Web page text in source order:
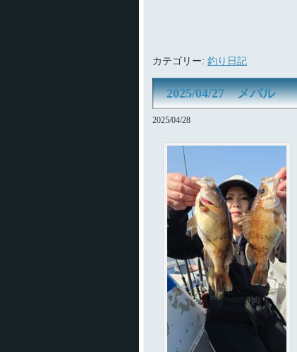
カテゴリー: 釣り日記
2025/04/27 メバル
2025/04/28